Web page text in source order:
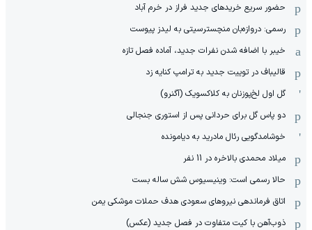
حضور سریع خریدهای جدید فراز در خرم آباد
رسمی: دروازه‌بان منچسترسیتی به لیدز پیوست
خیبر با اضافه شدن نفرات جدید، آماده فصل تازه
قالیباف در توییت جدید به ترامپ کنایه زد
گل اول لخ‌پوزنان به کلاکسویک (آگنرو)
دو پاس گل برای حردانی پس از استوری جنجالی
خوشامدگویی رئال مادرید به دیامونده
میلاد محمدی بالاخره در 11 نفر
حالا رسمی است: وینیسیوس شش ساله بست
اتاق فرماندهی نیروهای سعودی هدف حملات موشکی یمن
ذوب‌آهن با کیت متفاوت در فصل جدید (عکس)